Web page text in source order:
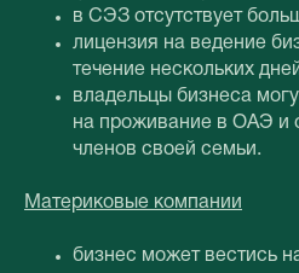
в СЭЗ отсутствует
лицензия на ведение
течение нескольких
владельцы бизнеса
на проживание в ОАЭ и
членов своей семьи.
Материковые компании
бизнес может вестись